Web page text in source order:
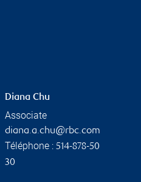
Diana Chu
Associate
diana.a.chu@rbc.com
Téléphone : 514-878-50
30